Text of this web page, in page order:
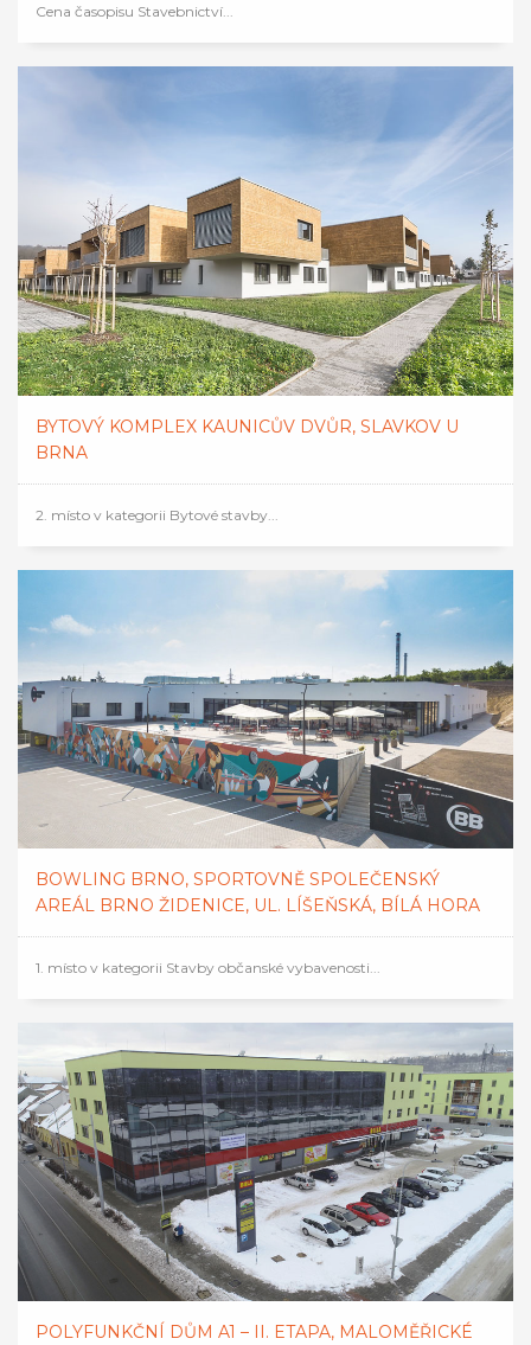
Cena časopisu Stavebnictví...
BYTOVÝ KOMPLEX KAUNICŮV DVŮR, SLAVKOV U
BRNA
2. místo v kategorii Bytové stavby...
BOWLING BRNO, SPORTOVNĚ SPOLEČENSKÝ
AREÁL BRNO ŽIDENICE, UL. LÍŠEŇSKÁ, BÍLÁ HORA
1. místo v kategorii Stavby občanské vybavenosti...
POLYFUNKČNÍ DŮM A1 – II. ETAPA, MALOMĚŘICKÉ